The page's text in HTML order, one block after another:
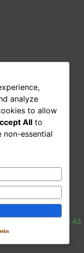
MOUZINHO AS
analyze
to allow
All to
non-essential